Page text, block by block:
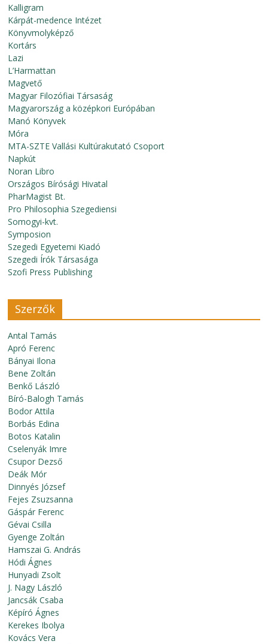
Kalligram
Kárpát-medence Intézet
Könyvmolyképző
Kortárs
Lazi
L’Harmattan
Magvető
Magyar Filozófiai Társaság
Magyarország a középkori Európában
Manó Könyvek
Móra
MTA-SZTE Vallási Kultúrakutató Csoport
Napkút
Noran Libro
Országos Bírósági Hivatal
PharMagist Bt.
Pro Philosophia Szegediensi
Somogyi-kvt.
Symposion
Szegedi Egyetemi Kiadó
Szegedi Írók Társasága
Szofi Press Publishing
Szerzők
Antal Tamás
Apró Ferenc
Bányai Ilona
Bene Zoltán
Benkő László
Bíró-Balogh Tamás
Bodor Attila
Borbás Edina
Botos Katalin
Cselenyák Imre
Csupor Dezső
Deák Mór
Dinnyés József
Fejes Zsuzsanna
Gáspár Ferenc
Gévai Csilla
Gyenge Zoltán
Hamszai G. András
Hódi Ágnes
Hunyadi Zsolt
J. Nagy László
Jancsák Csaba
Képíró Ágnes
Kerekes Ibolya
Kovács Vera